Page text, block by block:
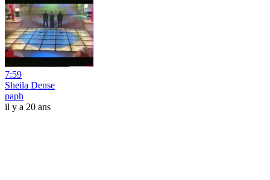
7:59
Sheila Dense
paph
il y a 20 ans